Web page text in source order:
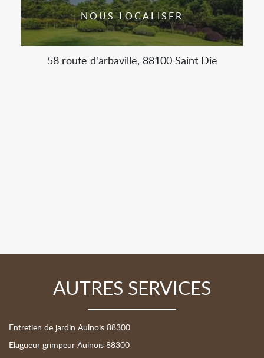
NOUS LOCALISER
58 route d'arbaville, 88100 Saint Die
AUTRES SERVICES
Entretien de jardin Aulnois 88300
Elagueur grimpeur Aulnois 88300